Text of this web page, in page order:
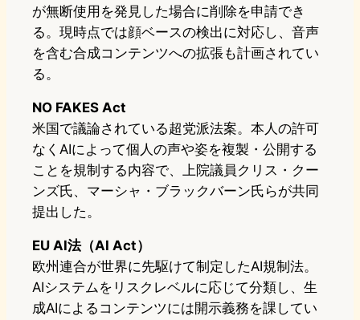
が無断使用を発見した場合に削除を申請でき
る。現時点では顔ベースの検出に対応し、音声
を含む合成コンテンツへの拡張も計画されてい
る。
NO FAKES Act
米国で議論されている超党派法案。本人の許可
なくAIによって個人の声や姿を複製・公開する
ことを規制する内容で、上院議員クリス・クー
ンズ氏、マーシャ・ブラックバーン氏らが共同
提出した。
EU AI法（AI Act）
欧州連合が世界に先駆けて制定したAI規制法。
AIシステムをリスクレベルに応じて分類し、生
成AIによるコンテンツには開示義務を課してい